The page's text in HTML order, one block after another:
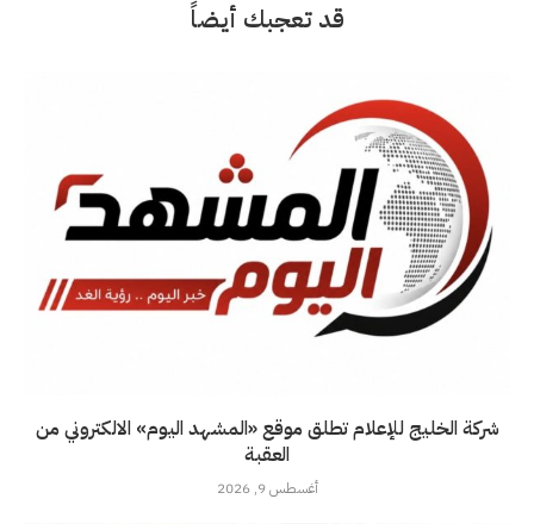
قد تعجبك أيضاً
شركة الخليج للإعلام تطلق موقع «المشهد اليوم» الالكتروني من
العقبة
أغسطس 9, 2026